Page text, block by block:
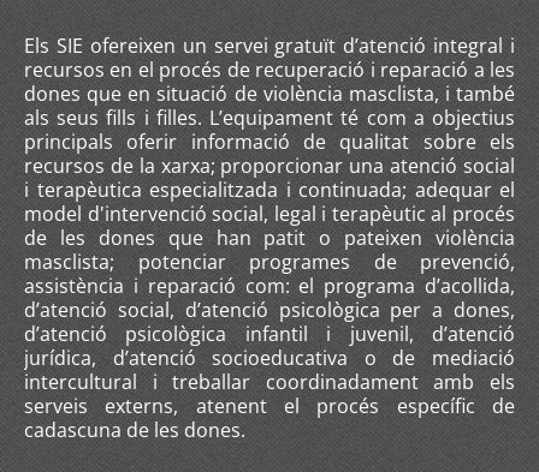
Els SIE ofereixen un servei gratuït d’atenció integral i
recursos en el procés de recuperació i reparació a les
dones que en situació de violència masclista, i també
als seus fills i filles. L’equipament té com a objectius
principals oferir informació de qualitat sobre els
recursos de la xarxa; proporcionar una atenció social
i terapèutica especialitzada i continuada; adequar el
model d'intervenció social, legal i terapèutic al procés
de les dones que han patit o pateixen violència
masclista; potenciar programes de prevenció,
assistència i reparació com: el programa d’acollida,
d’atenció social, d’atenció psicològica per a dones,
d’atenció psicològica infantil i juvenil, d’atenció
jurídica, d’atenció socioeducativa o de mediació
intercultural i treballar coordinadament amb els
serveis externs, atenent el procés específic de
cadascuna de les dones.